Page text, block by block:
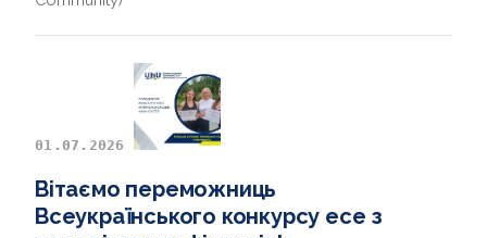
01.07.2026
Вітаємо переможниць
Всеукраїнського конкурсу есе з